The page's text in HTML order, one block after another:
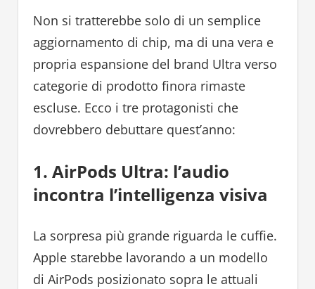
Non si tratterebbe solo di un semplice
aggiornamento di chip, ma di una vera e
propria espansione del brand Ultra verso
categorie di prodotto finora rimaste
escluse. Ecco i tre protagonisti che
dovrebbero debuttare quest’anno:
1. AirPods Ultra: l’audio
incontra l’intelligenza visiva
La sorpresa più grande riguarda le cuffie.
Apple starebbe lavorando a un modello
di AirPods posizionato sopra le attuali